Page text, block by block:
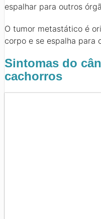
espalhar para outros
O tumor metastático é
corpo e se espalha para
Sintomas do
cachorros